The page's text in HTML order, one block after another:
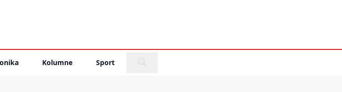
Kolumne Sport